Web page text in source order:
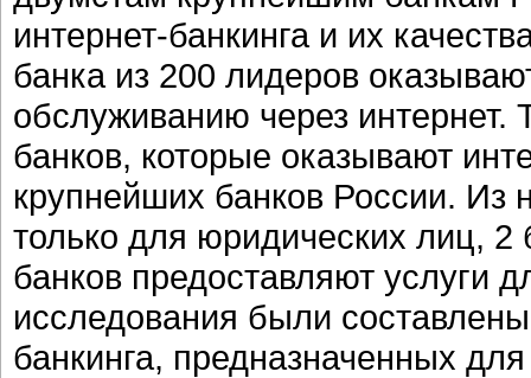
интернет-банкинга и их
банка из 200 лидеров
обслуживанию через интернет.
банков, которые оказывают
крупнейших банков России. Из
только для юридических лиц, 2
банков предоставляют услуги
исследования были
банкинга, предназначенных